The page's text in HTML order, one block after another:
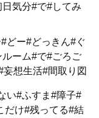
気分#で#してみ
どー#どっきん#ぐ
ーム#で#ごろご
想生活#間取り図
い#ふすま#障子#
だけ#残ってる#結